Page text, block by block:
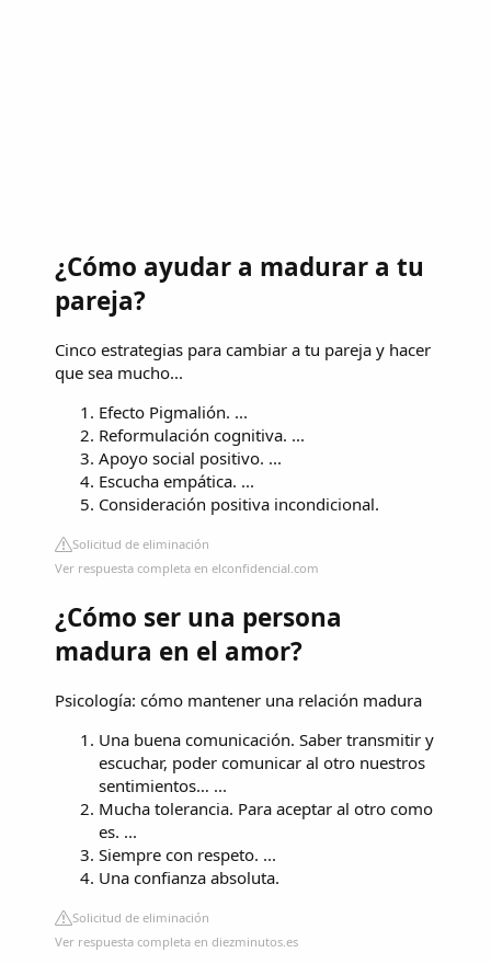
¿Cómo ayudar a madurar a tu
pareja?
Cinco estrategias para cambiar a tu pareja y hacer
que sea mucho...
Efecto Pigmalión. ...
Reformulación cognitiva. ...
Apoyo social positivo. ...
Escucha empática. ...
Consideración positiva incondicional.
Solicitud de eliminación
Ver respuesta completa en elconfidencial.com
¿Cómo ser una persona
madura en el amor?
Psicología: cómo mantener una relación madura
Una buena comunicación. Saber transmitir y
escuchar, poder comunicar al otro nuestros
sentimientos… ...
Mucha tolerancia. Para aceptar al otro como
es. ...
Siempre con respeto. ...
Una confianza absoluta.
Solicitud de eliminación
Ver respuesta completa en diezminutos.es